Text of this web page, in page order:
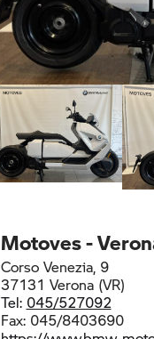
Motoves -
Corso Venezia, 9
37131 Verona (VR)
Tel: 045/527092
Fax:045/8403690